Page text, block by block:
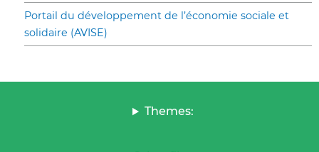
Portail du développement de l’économie sociale et
solidaire (AVISE)
Themes: